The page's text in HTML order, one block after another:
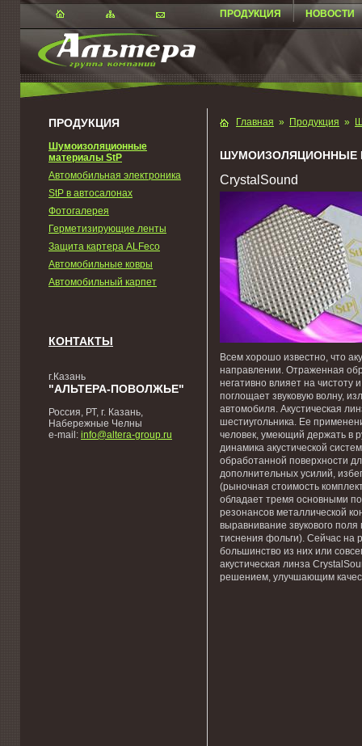
ПРОДУКЦИЯ НОВОСТИ
ПРОДУКЦИЯ
Шумоизоляционные
материалы StP
Автомобильная электроника
StP в автосалонах
Фотогалерея
Герметизирующие ленты
Защита картера ALFeco
Автомобильные ковры
Автомобильный карпет
КОНТАКТЫ
г.Казань
"АЛЬТЕРА-ПОВОЛЖЬЕ"
Россия, РТ, г. Казань,
Набережные Челны
e-mail: info@altera-group.ru
Главная » Продукция »
ШУМОИЗОЛЯЦИОННЫЕ
CrystalSound
Всем хорошо известно, что
направлении. Отраженная
негативно влияет на чистоту
поглощает звуковую волну,
автомобиля. Акустическая
шестиугольника. Ее
человек, умеющий держать в
динамика акустической
обработанной поверхности
дополнительных усилий,
(рыночная стоимость
обладает тремя основными
резонансов металлической
выравнивание звукового
тиснения фольги). Сейчас на
большинство из них или
акустическая линза
решением, улучшающим